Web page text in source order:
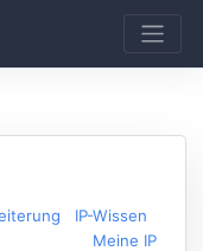
IP-Wissen
Meine IP